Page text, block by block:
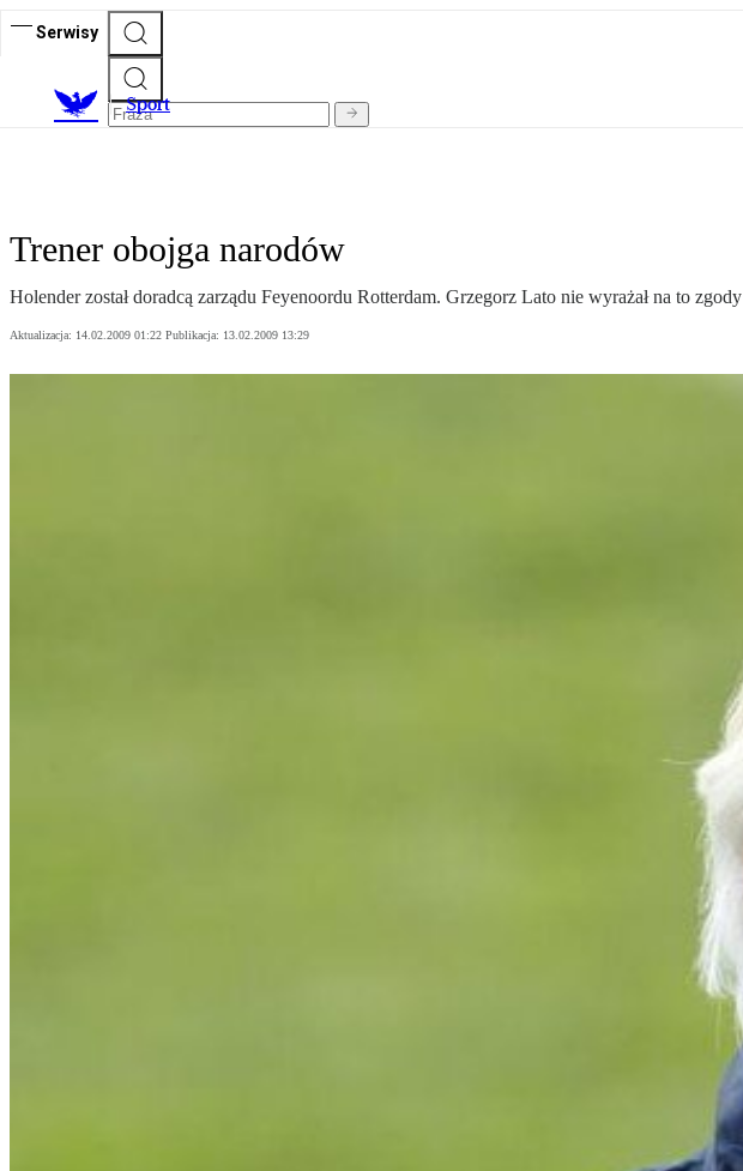
Serwisy
Sport
Trener obojga narodów
Holender został doradcą zarządu Feyenoordu Rotterdam. Grzegorz Lato nie wyrażał na to zgody
Aktualizacja: 14.02.2009 01:22 Publikacja: 13.02.2009 13:29